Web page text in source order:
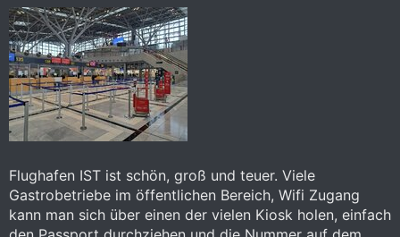
Flughafen IST ist schön, groß und teuer. Viele
Gastrobetriebe im öffentlichen Bereich, Wifi Zugang
kann man sich über einen der vielen Kiosk holen, einfach